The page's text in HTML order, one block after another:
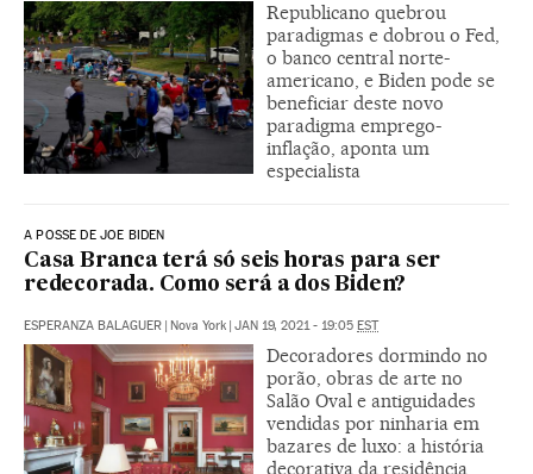
Republicano quebrou
paradigmas e dobrou o Fed,
o banco central norte-
americano, e Biden pode se
beneficiar deste novo
paradigma emprego-
inflação, aponta um
especialista
A POSSE DE JOE BIDEN
Casa Branca terá só seis horas para ser
redecorada. Como será a dos Biden?
ESPERANZA BALAGUER Nova York JAN 19, 2021 - 19:05 EST
Decoradores dormindo no
porão, obras de arte no
Salão Oval e antiguidades
vendidas por ninharia em
bazares de luxo: a história
decorativa da residência